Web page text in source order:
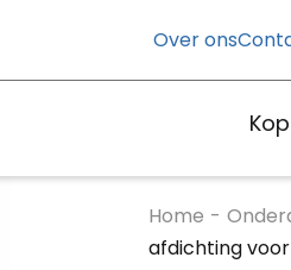
Over ons
Home -
afdichting